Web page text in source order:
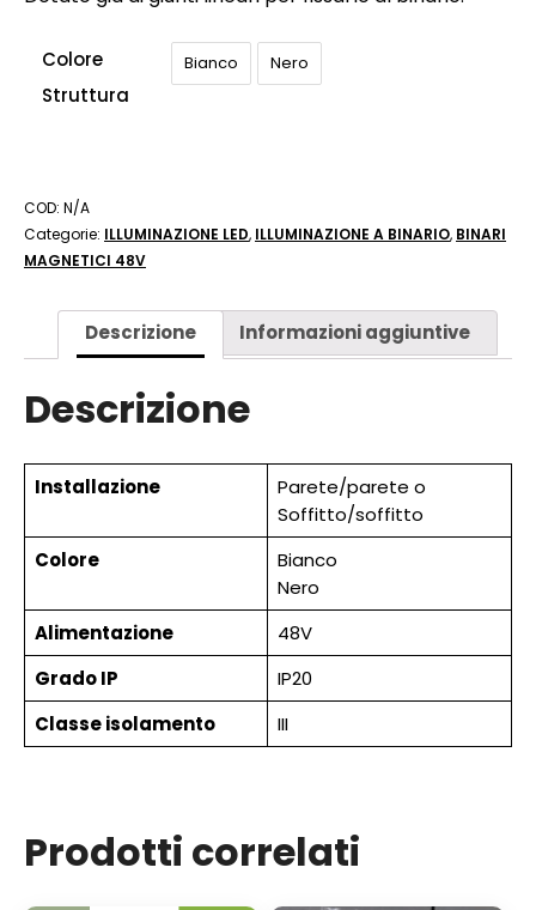
Colore
Struttura
Bianco Nero
COD: N/A
Categorie: ILLUMINAZIONE LED, ILLUMINAZIONE A BINARIO, BINARI
MAGNETICI 48V
Descrizione Informazioni aggiuntive
Descrizione
Installazione
Parete/parete o
Soffitto/soffitto
Colore
Bianco
Nero
Alimentazione
48V
Grado IP
IP20
Classe isolamento
III
Prodotti correlati